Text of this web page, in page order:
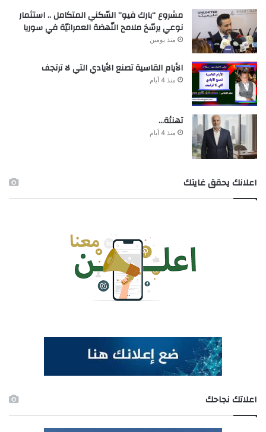
مشروع “بارك فيو” السّكني المتكامل .. استثمار
نوعي يرسّخ ملامح النّهضة العمرانيّة في سوريا
منذ يومين
الأيام القاسية تصنع الأيادي التي لا ترتجف
منذ 4 أيام
تهنئة…
منذ 4 أيام
اعلانك يحقق غايتك
اعلاتك نجاحك